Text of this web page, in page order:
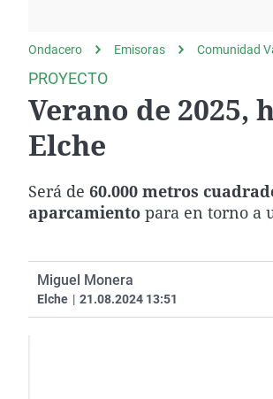
Negra
Ondacero Emisoras Comunidad
PROYECTO
Verano de
Elche
Será de 60.000 metros
aparcamiento para en torno a
Miguel Monera
Elche | 21.08.2024 13:51